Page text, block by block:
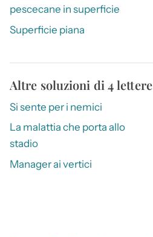
pescecane in superficie
Superficie piana
Altre soluzioni di 4 lettere
Si sente per i nemici
La malattia che porta allo
stadio
Manager ai vertici